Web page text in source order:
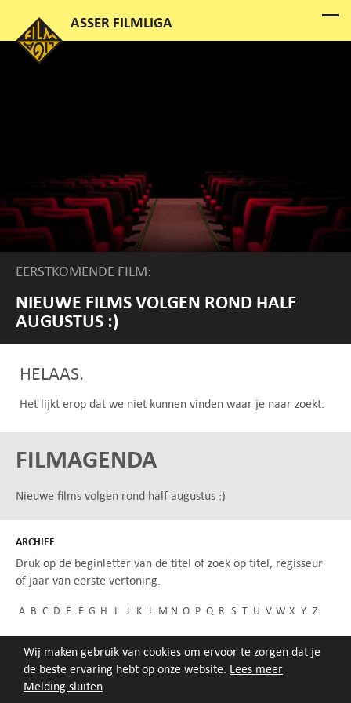
Melding sluiten
Wij maken gebruik van cookies om ervoor te zorgen dat je
de beste ervaring hebt op onze website. Lees meer
EERSTKOMENDE FILM:
NIEUWE FILMS VOLGEN ROND HALF
AUGUSTUS :)
HELAAS.
Het lijkt erop dat we niet kunnen vinden waar je naar zoekt.
FILMAGENDA
Nieuwe films volgen rond half augustus :)
ARCHIEF
Druk op de beginletter van de titel of zoek op titel, regisseur
of jaar van eerste vertoning.
A B C D E F G H I J K L M N O P Q R S T U V W X Y Z